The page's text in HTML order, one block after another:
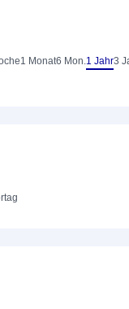
1 Monat6 Mon.1 Jahr3